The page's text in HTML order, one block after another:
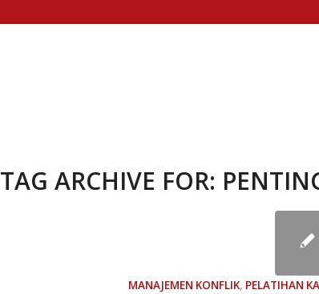
TAG ARCHIVE FOR:
MANAJEMEN KONFLIK, PELATIHAN